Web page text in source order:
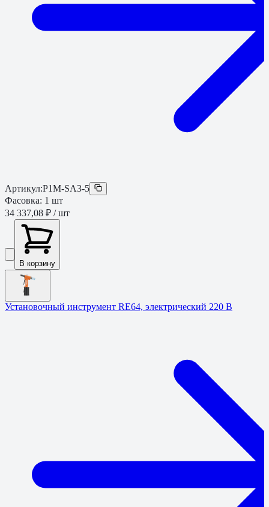
Артикул:P1M-SA3-5
Фасовка: 1 шт
34 337,08 ₽ / шт
В корзину
Установочный инструмент RE64, электрический 220 В